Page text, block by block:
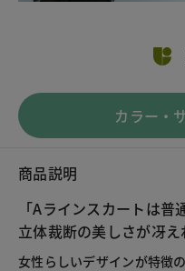
カラー・
商品説明
「Aラインスカートは普
立体裁断の美しさが冴
女性らしいデザインが特徴